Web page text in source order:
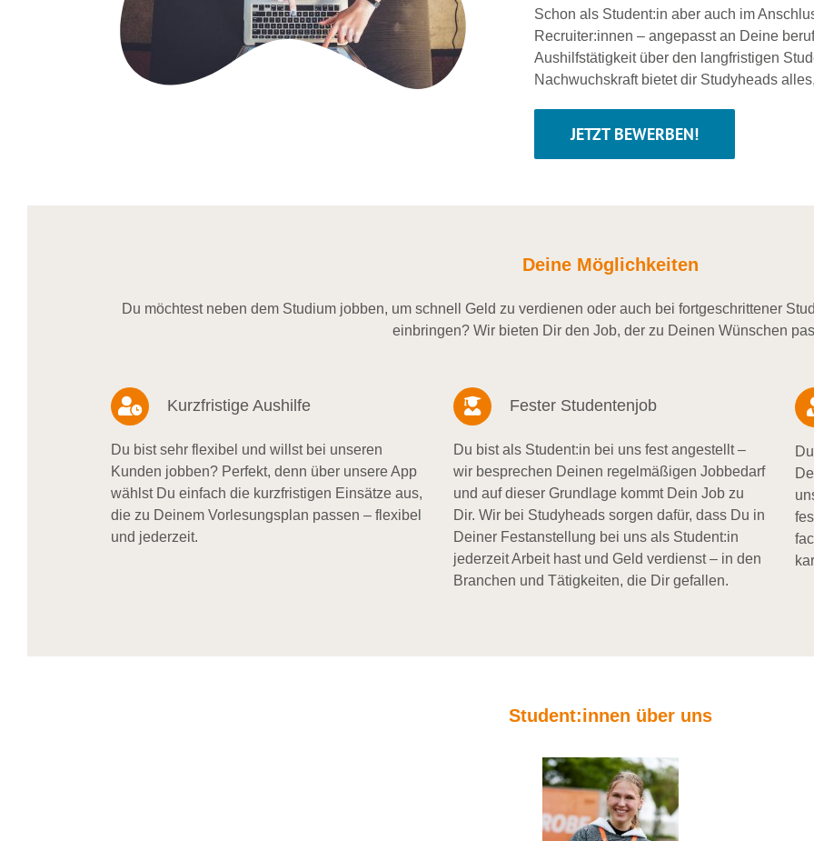
Schon als Student:in aber auch im
Recruiter:innen – angepasst an Deine
Aushilfstätigkeit über den langfristigen
Nachwuchskraft bietet dir Studyheads
JETZT BEWERBEN!
Deine Möglichkeiten
Du möchtest neben dem Studium jobben, um schnell Geld zu verdienen oder auch bei fortgeschrittener
einbringen? Wir bieten Dir den Job, der zu Deinen Wünschen
Kurzfristige Aushilfe
Du bist sehr flexibel und willst bei unseren
Kunden jobben? Perfekt, denn über unsere App
wählst Du einfach die kurzfristigen Einsätze aus,
die zu Deinem Vorlesungsplan passen – flexibel
und jederzeit.
Fester Studentenjob
Du bist als Student:in bei uns fest angestellt –
wir besprechen Deinen regelmäßigen Jobbedarf
und auf dieser Grundlage kommt Dein Job zu
Dir. Wir bei Studyheads sorgen dafür, dass Du in
Deiner Festanstellung bei uns als Student:in
jederzeit Arbeit hast und Geld verdienst – in den
Branchen und Tätigkeiten, die Dir gefallen.
Student:innen über uns